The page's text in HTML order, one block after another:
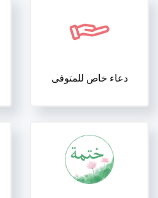
دعاء خاص للمتوفى